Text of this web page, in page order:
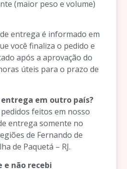
(maior peso e volume)
entrega é informado em
você finaliza o pedido e
após a aprovação do
úteis para o prazo de
em outro país?
feitos em nosso
entrega somente no
de Fernando de
de Paquetá – RJ.
e não recebi